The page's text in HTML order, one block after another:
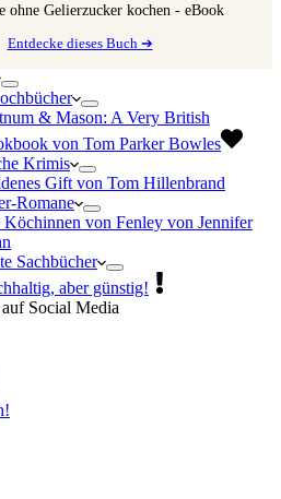
ohne Gelierzucker kochen - eBook
Entdecke dieses Buch ➔
& Mason: A Very British
von Tom Parker Bowles
Krimis
Gift von Tom Hillenbrand
Romane
von Fenley von Jennifer
Sachbücher
aber günstig!
Social Media